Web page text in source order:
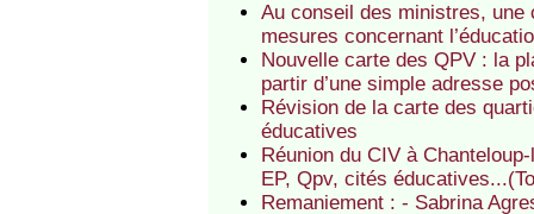
Au conseil des ministres,
mesures concernant
Nouvelle carte des QPV : la
partir d’une simple adresse
Révision de la carte des
éducatives
Réunion du CIV à
EP, Qpv, cités
Remaniement : - Sabrina